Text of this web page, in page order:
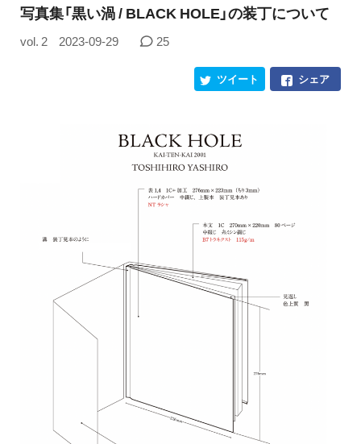
写真集「黒い渦 / BLACK HOLE」の装丁について
vol. 2 2023-09-29 25
シェア
ツイート